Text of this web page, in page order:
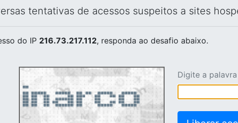
tentativas de acessos suspeitos a sites
do IP 216.73.217.112, responda ao desafio abaixo.
Digite a